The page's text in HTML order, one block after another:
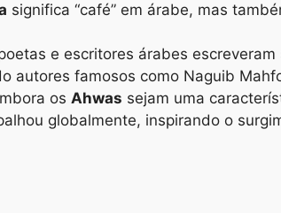
significa “café” em árabe, mas
e escritores árabes
autores famosos como Naguib
os Ahwas sejam uma
globalmente, inspirando o